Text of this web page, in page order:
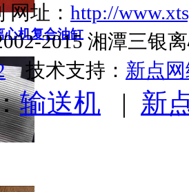
心机复合油缸
址： http://
2015 湘潭三银
技术支持： 新点
输送机 | 新